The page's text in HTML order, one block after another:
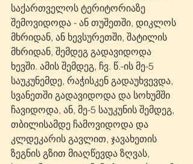
საქართველოს ტერიტორიაზე
შემოვიდოდა - ან თუშეთში, დიკლოს
მხრიდან, ან ხევსურეთში, შატილის
მხრიდან, შემდეგ გადავიდოდა
ხევში. ამის შემდეგ, ჩვ. წ.-ის მე-5
საუკუნემდე, რაჭისკენ გადაუხვევდა,
სვანეთში გადავიდოდა და სოხუმში
ჩავიდოდა, ან, მე-5 საუკუნის შემდეგ,
თბილისამდე ჩამოვიდოდა და
კლდეკარის გავლით, ჯავახეთის
ზეგნის გზით მიაღწევდა ზღვას,